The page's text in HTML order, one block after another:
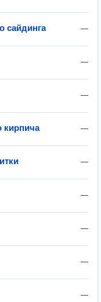
—
сайдинга
—
—
—
кирпича
—
—
—
—
—